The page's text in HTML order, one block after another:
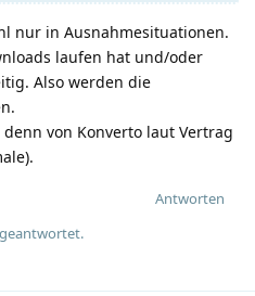
nur in Ausnahmesituationen.
laufen hat und/oder
Also werden die
von Konverto laut Vertrag
Antworten